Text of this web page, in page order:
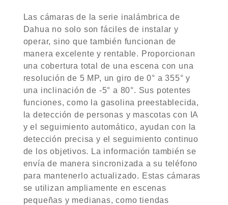
Las cámaras de la serie inalámbrica de
Dahua no solo son fáciles de instalar y
operar, sino que también funcionan de
manera excelente y rentable. Proporcionan
una cobertura total de una escena con una
resolución de 5 MP, un giro de 0° a 355° y
una inclinación de -5° a 80°. Sus potentes
funciones, como la gasolina preestablecida,
la detección de personas y mascotas con IA
y el seguimiento automático, ayudan con la
detección precisa y el seguimiento continuo
de los objetivos. La información también se
envía de manera sincronizada a su teléfono
para mantenerlo actualizado. Estas cámaras
se utilizan ampliamente en escenas
pequeñas y medianas, como tiendas